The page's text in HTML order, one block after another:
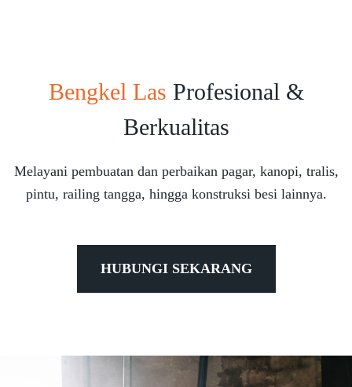
Bengkel Las Profesional &
Berkualitas
Melayani pembuatan dan perbaikan pagar, kanopi, tralis,
pintu, railing tangga, hingga konstruksi besi lainnya.
HUBUNGI SEKARANG